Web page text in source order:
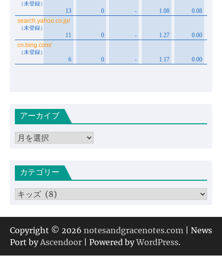
アーカイブ
ア
イカテゴリー
カ
ゴ
リ
ー
Copyright © 2026 notesandgracenotes.com | News
Port by Ascendoor | Powered byWordPress.